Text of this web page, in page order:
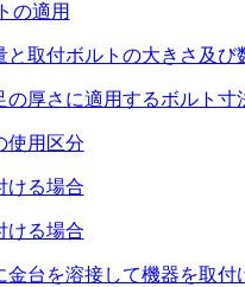
の適用
取付ボルトの大きさ及び
厚さに適用するボルト寸
使用区分
ける場合
ける場合
台を溶接して機器を取付